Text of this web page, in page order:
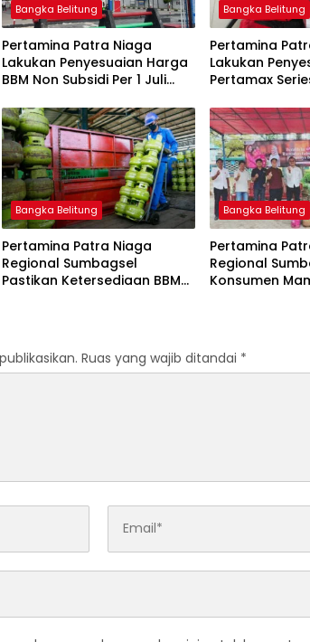
Bangka Belitung
Pertamina Patra Niaga
Lakukan Penyesuaian Harga
BBM Non Subsidi Per 1 Juli
Bangka Belitung
Pertamina
Lakukan
Pertamax
Tetap
Bangka Belitung
Pertamina Patra Niaga
Regional Sumbagsel
Pastikan Ketersediaan BBM
Bangka Belitung
Pertamina
Regional
Konsumen
Ruas yang wajib ditandai *